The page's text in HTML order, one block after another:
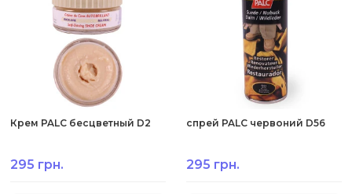
Крем PALC бесцветный D2
295 грн.
спрей PALC червоний D56
295 грн.